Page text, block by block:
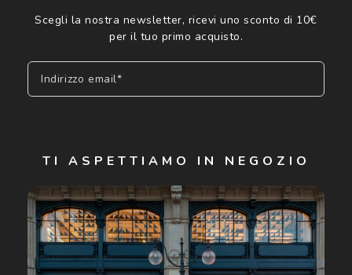
Scegli la nostra newsletter, ricevi uno sconto di 10€
per il tuo primo acquisto.
Indirizzo email*
Cliccando su "Iscriviti", confermo di avere più di 16 anni e
acconsento all'utilizzo dei miei Dati Personali da parte di
Luxottica Group S.p.A. per l'invio di offerte speciali, novità
ed altre comunicazioni di carattere pubblicitario (consultare
Informativa sulla privacyper ulteriori informazioni).
TI ASPETTIAMO IN NEGOZIO